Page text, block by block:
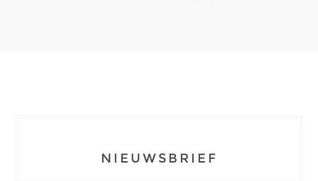
NIEUWSBRIEF